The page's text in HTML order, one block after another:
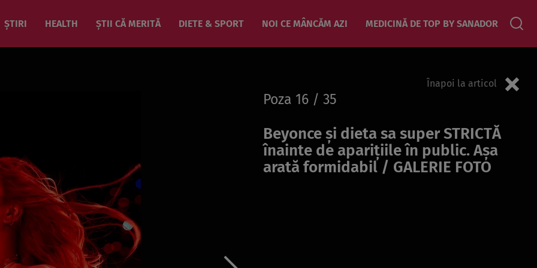
ȘTIRI HEALTH ȘTII CĂ MERITĂ DIETE & SPORT NOI CE MÂNCĂM AZI MEDICINĂ DE TOP BY SANADOR
Înapoi la articol
Poza 16 / 35
Beyonce și dieta sa super STRICTĂ
înainte de aparițiile în public. Așa
arată formidabil / GALERIE FOTO